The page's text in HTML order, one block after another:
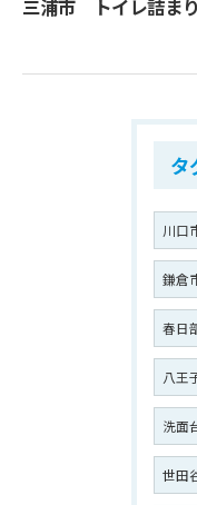
三浦市 トイレ詰ま
タ
川口
鎌倉
春日
八王
洗面
世田